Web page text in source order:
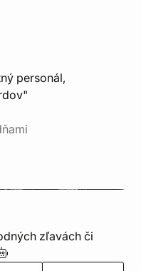
personál,
zľavách či